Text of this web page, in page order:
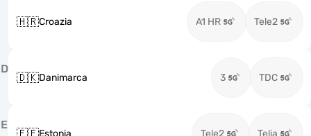
🇭🇷Croazia A1 HR Tele2
D
🇩🇰Danimarca 3 TDC
E
🇪🇪Estonia Tele2 Telia